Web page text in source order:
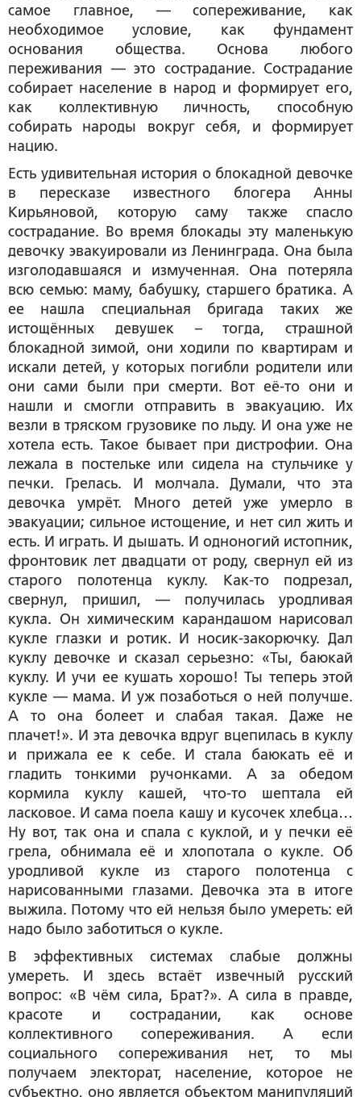
самое главное, — сопереживание, как
необходимое условие, как фундамент
основания общества. Основа любого
переживания — это сострадание. Сострадание
собирает население в народ и формирует его,
как коллективную личность, способную
собирать народы вокруг себя, и формирует
нацию.
Есть удивительная история о блокадной девочке
в пересказе известного блогера Анны
Кирьяновой, которую саму также спасло
сострадание. Во время блокады эту маленькую
девочку эвакуировали из Ленинграда. Она была
изголодавшаяся и измученная. Она потеряла
всю семью: маму, бабушку, старшего братика. А
ее нашла специальная бригада таких же
истощённых девушек – тогда, страшной
блокадной зимой, они ходили по квартирам и
искали детей, у которых погибли родители или
они сами были при смерти. Вот её-то они и
нашли и смогли отправить в эвакуацию. Их
везли в тряском грузовике по льду. И она уже не
хотела есть. Такое бывает при дистрофии. Она
лежала в постельке или сидела на стульчике у
печки. Грелась. И молчала. Думали, что эта
девочка умрёт. Много детей уже умерло в
эвакуации; сильное истощение, и нет сил жить и
есть. И играть. И дышать. И одноногий истопник,
фронтовик лет двадцати от роду, свернул ей из
старого полотенца куклу. Как-то подрезал,
свернул, пришил, — получилась уродливая
кукла. Он химическим карандашом нарисовал
кукле глазки и ротик. И носик-закорючку. Дал
куклу девочке и сказал серьезно: «Ты, баюкай
куклу. И учи ее кушать хорошо! Ты теперь этой
кукле — мама. И уж позаботься о ней получше.
А то она болеет и слабая такая. Даже не
плачет!». И эта девочка вдруг вцепилась в куклу
и прижала ее к себе. И стала баюкать её и
гладить тонкими ручонками. А за обедом
кормила куклу кашей, что-то шептала ей
ласковое. И сама поела кашу и кусочек хлебца…
Ну вот, так она и спала с куклой, и у печки её
грела, обнимала её и хлопотала о кукле. Об
уродливой кукле из старого полотенца с
нарисованными глазами. Девочка эта в итоге
выжила. Потому что ей нельзя было умереть: ей
надо было заботиться о кукле.
В эффективных системах слабые должны
умереть. И здесь встаёт извечный русский
вопрос: «В чём сила, Брат?». А сила в правде,
красоте и сострадании, как основе
коллективного сопереживания. А если
социального сопереживания нет, то мы
получаем электорат, население, которое не
субъектно, оно является объектом манипуляций